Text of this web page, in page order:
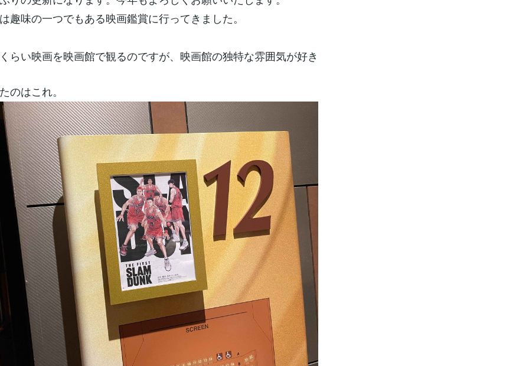
趣味の一つでもある映画鑑賞に行ってきました。
らい映画を映画館で観るのですが、映画館の独特な雰囲気が好き
のはこれ。